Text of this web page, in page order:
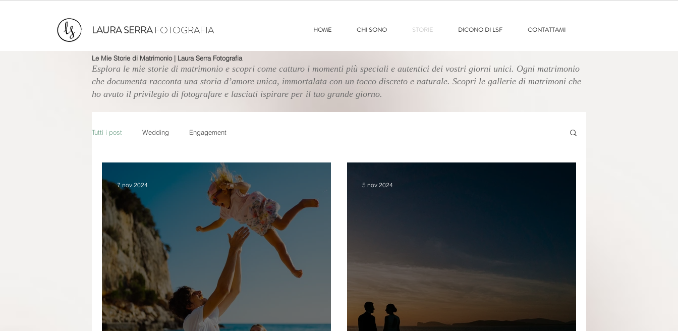
LAURA SERRAFOTOGRAFIA HOME CHI SONO STORIE DICONO DI LSF CONTATTAMI
Le Mie Storie di Matrimonio | Laura Serra Fotografia
Esplora le mie storie di matrimonio e scopri come catturo i momenti più speciali e autentici dei vostri giorni unici. Ogni matrimonio
che documenta racconta una storia d’amore unica, immortalata con un tocco discreto e naturale. Scopri le gallerie di matrimoni che
ho avuto il privilegio di fotografare e lasciati ispirare per il tuo grande giorno.
Tutti i post Wedding Engagement
7 nov 2024 5 nov 2024